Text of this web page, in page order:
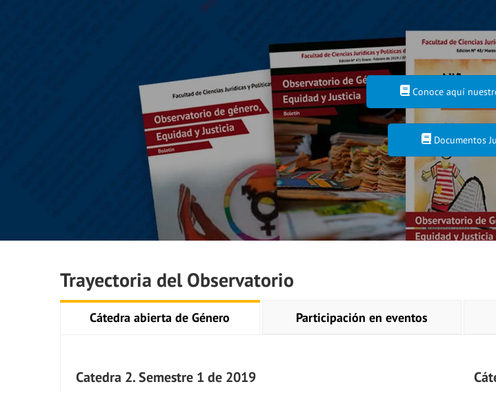
Conoce aquí
Documentos
Trayectoria del Observatorio
Cátedra abierta de Género Participación en eventos
Catedra 2. Semestre 1 de 2019